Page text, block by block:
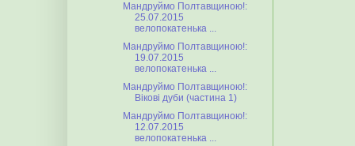
Мандруймо Полтавщиною!:
25.07.2015
велопокатенька ...
Мандруймо Полтавщиною!:
19.07.2015
велопокатенька ...
Мандруймо Полтавщиною!:
Вікові дуби (частина 1)
Мандруймо Полтавщиною!:
12.07.2015
велопокатенька ...